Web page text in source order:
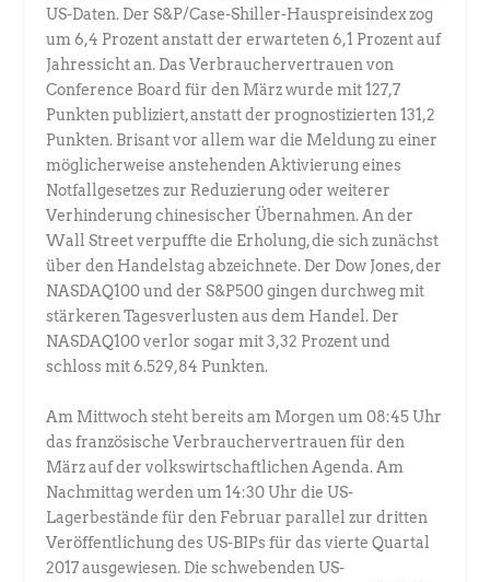
US-Daten. Der S&P/Case-Shiller-Hauspreisindex zog
um 6,4 Prozent anstatt der erwarteten 6,1 Prozent auf
Jahressicht an. Das Verbrauchervertrauen von
Conference Board für den März wurde mit 127,7
Punkten publiziert, anstatt der prognostizierten 131,2
Punkten. Brisant vor allem war die Meldung zu einer
möglicherweise anstehenden Aktivierung eines
Notfallgesetzes zur Reduzierung oder weiterer
Verhinderung chinesischer Übernahmen. An der
Wall Street verpuffte die Erholung, die sich zunächst
über den Handelstag abzeichnete. Der Dow Jones, der
NASDAQ100 und der S&P500 gingen durchweg mit
stärkeren Tagesverlusten aus dem Handel. Der
NASDAQ100 verlor sogar mit 3,32 Prozent und
schloss mit 6.529,84 Punkten.
Am Mittwoch steht bereits am Morgen um 08:45 Uhr
das französische Verbrauchervertrauen für den
März auf der volkswirtschaftlichen Agenda. Am
Nachmittag werden um 14:30 Uhr die US-
Lagerbestände für den Februar parallel zur dritten
Veröffentlichung des US-BIPs für das vierte Quartal
2017 ausgewiesen. Die schwebenden US-